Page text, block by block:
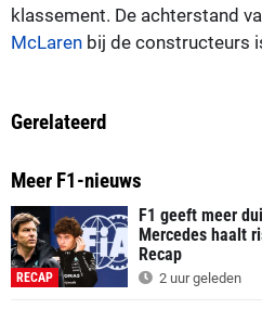
klassement. De achterstand
McLaren bij de constructeurs
Gerelateerd
Meer F1-nieuws
RECAP
F1 geeft meer
Mercedes haalt
Recap
2 uur geleden